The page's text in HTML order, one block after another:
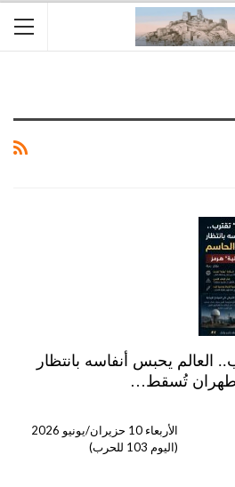
يحبس أنفاسه بانتظار
وطهران تُسقط…
الأربعاء 10 حزيران/يونيو 2026
(اليوم 103 للحرب)